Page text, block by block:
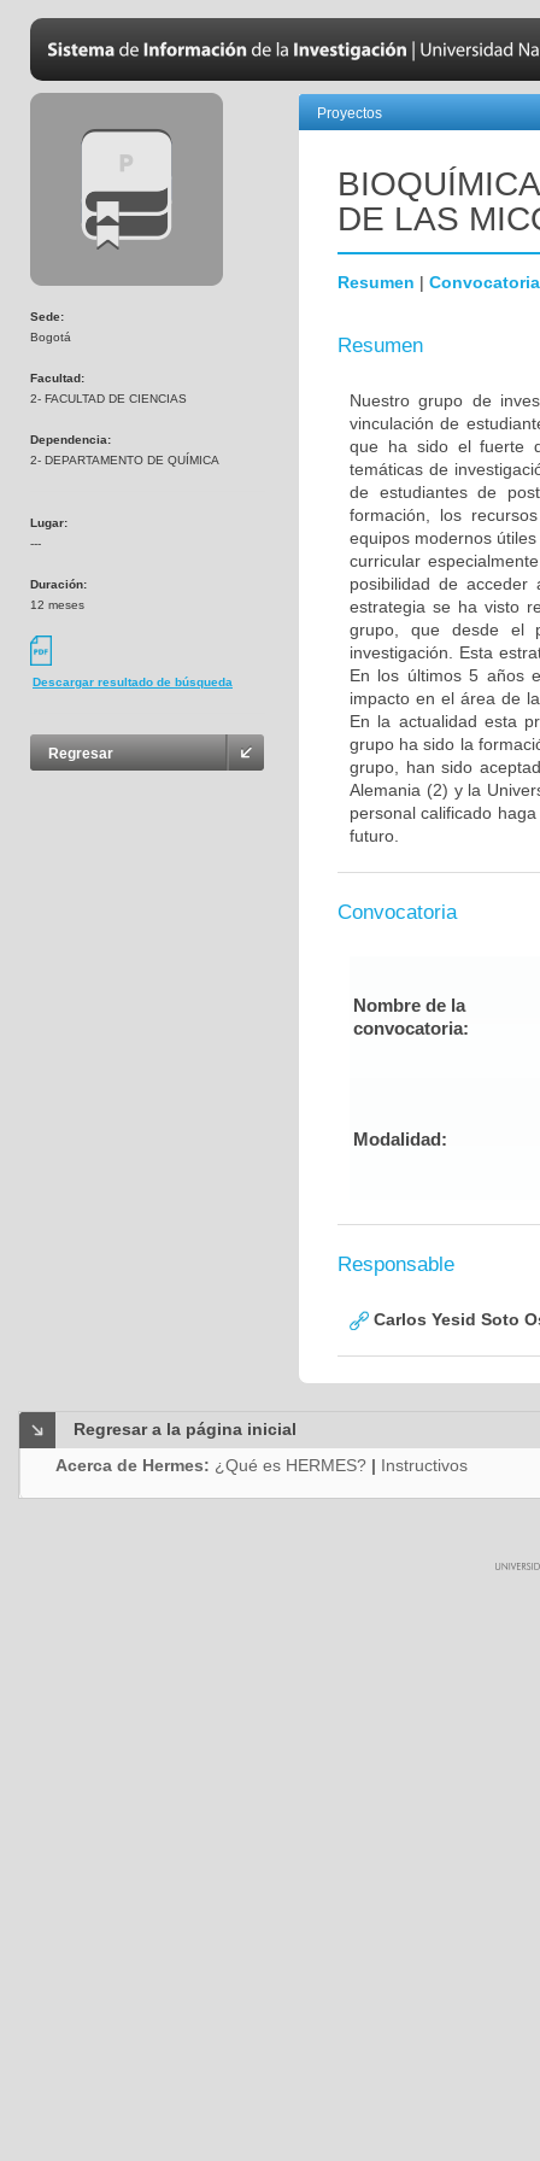
Sede:
Bogotá
Facultad:
2- FACULTAD DE CIENCIAS
Dependencia:
2- DEPARTAMENTO DE QUÍMICA
Lugar:
---
Duración:
12 meses
Descargar resultado de búsqueda
Regresar
Proyectos
DE LAS
Resumen | Convocatoria
Resumen
Nuestro grupo de
vinculación de
que ha sido el fuerte
temáticas de
de estudiantes de
formación, los
equipos modernos
curricular
posibilidad de
estrategia se ha visto
grupo, que desde el
investigación. Esta
En los últimos 5 años
impacto en el área de
En la actualidad esta
grupo ha sido la
grupo, han sido
Alemania (2) y la
personal calificado
futuro.
Convocatoria
Nombre de la
convocatoria:
Modalidad:
Responsable
Carlos Yesid Soto
Regresar a la página inicial
Acerca de Hermes: ¿Qué es HERMES? | Instructivos